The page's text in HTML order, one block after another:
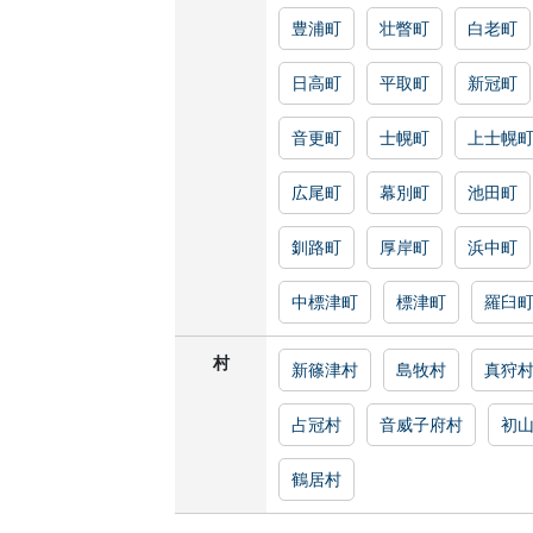
豊浦町 壮瞥町 白老町
日高町 平取町 新冠町
音更町 士幌町 上士幌町
広尾町 幕別町 池田町
釧路町 厚岸町 浜中町
中標津町 標津町 羅臼町
村 新篠津村 島牧村 真狩村
占冠村 音威子府村 初
鶴居村